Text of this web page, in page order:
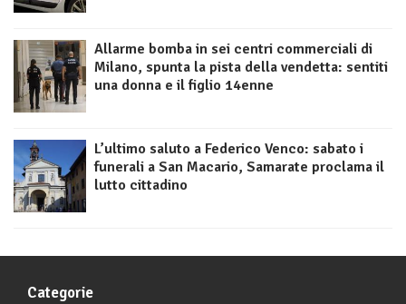
Allarme bomba in sei centri commerciali di
Milano, spunta la pista della vendetta: sentiti
una donna e il figlio 14enne
L’ultimo saluto a Federico Venco: sabato i
funerali a San Macario, Samarate proclama il
lutto cittadino
Categorie